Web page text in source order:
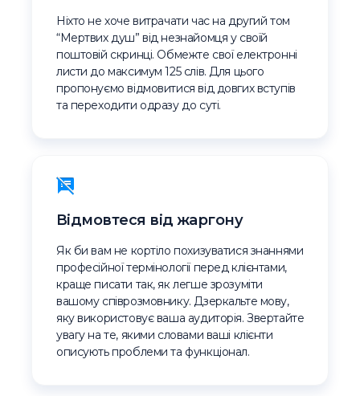
Ніхто не хоче витрачати час на другий том
“Мертвих душ” від незнайомця у своїй
поштовій скринці. Обмежте свої електронні
листи до максимум 125 слів. Для цього
пропонуємо відмовитися від довгих вступів
та переходити одразу до суті.
Відмовтеся від жаргону
Як би вам не кортіло похизуватися знаннями
професійної термінології перед клієнтами,
краще писати так, як легше зрозуміти
вашому співрозмовнику. Дзеркальте мову,
яку використовує ваша аудиторія. Звертайте
увагу на те, якими словами ваші клієнти
описують проблеми та функціонал.